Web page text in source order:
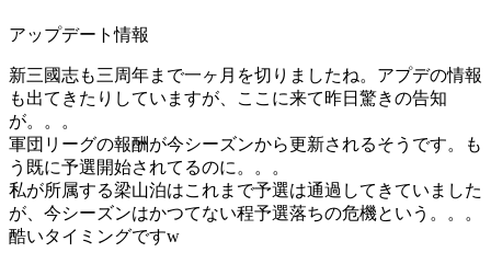
アップデート情報
新三國志も三周年まで一ヶ月を切りましたね。アプデの情報
も出てきたりしていますが、ここに来て昨日驚きの告知
が。。。
軍団リーグの報酬が今シーズンから更新されるそうです。も
う既に予選開始されてるのに。。。
私が所属する梁山泊はこれまで予選は通過してきていました
が、今シーズンはかつてない程予選落ちの危機という。。。
酷いタイミングですw